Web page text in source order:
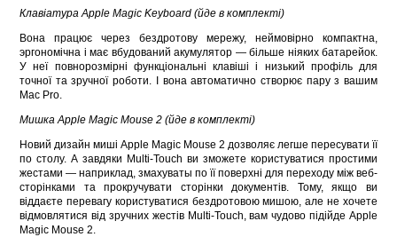
Клавіатура Apple Magic Keyboard (йде в комплекті)
Вона працює через бездротову мережу, неймовірно компактна,
эргономічна і має вбудований акумулятор — більше ніяких батарейок.
У неї повнорозмірні функціональні клавіші і низький профіль для
точної та зручної роботи. І вона автоматично створює пару з вашим
Mac Pro.
Мишка Apple Magic Mouse 2 (йде в комплекті)
Новий дизайн миші Apple Magic Mouse 2 дозволяє легше пересувати її
по столу. А завдяки Multi-Touch ви зможете користуватися простими
жестами — наприклад, змахуваты по її поверхні для переходу між веб-
сторінками та прокручувати сторінки документів. Тому, якщо ви
віддаєте перевагу користуватися бездротовою мишою, але не хочете
відмовлятися від зручних жестів Multi-Touch, вам чудово підійде Apple
Magic Mouse 2.